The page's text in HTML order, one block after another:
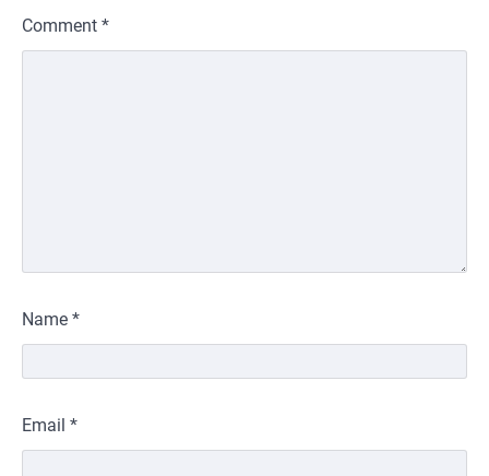
Comment *
Name *
Email *